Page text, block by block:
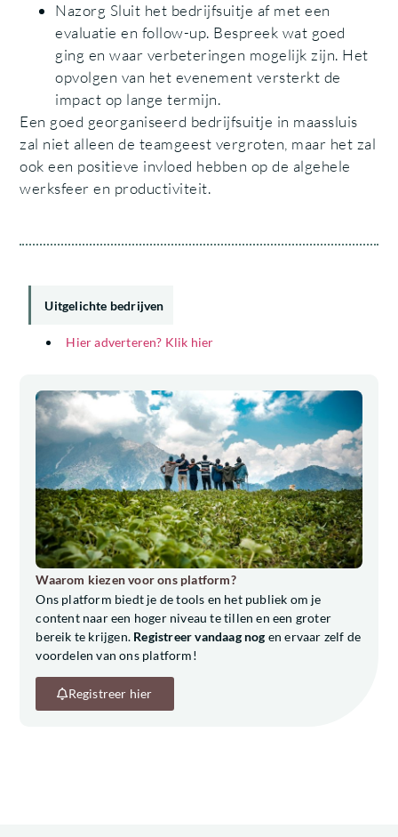
Nazorg Sluit het bedrijfsuitje af met een
evaluatie en follow-up. Bespreek wat goed
ging en waar verbeteringen mogelijk zijn. Het
opvolgen van het evenement versterkt de
impact op lange termijn.
Een goed georganiseerd bedrijfsuitje in maassluis
zal niet alleen de teamgeest vergroten, maar het zal
ook een positieve invloed hebben op de algehele
werksfeer en productiviteit.
Uitgelichte bedrijven
Hier adverteren? Klik hier
Waarom kiezen voor ons platform?
Ons platform biedt je de tools en het publiek om je
content naar een hoger niveau te tillen en een groter
bereik te krijgen. Registreer vandaag nog en ervaar zelf de
voordelen van ons platform!
Registreer hier